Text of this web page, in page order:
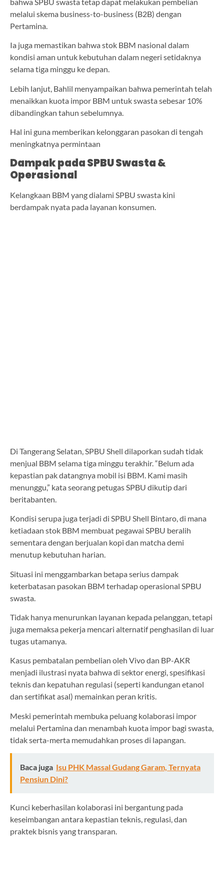
melalui skema business-to-business (B2B) dengan
Pertamina.
Ia juga memastikan bahwa stok BBM nasional dalam
kondisi aman untuk kebutuhan dalam negeri setidaknya
selama tiga minggu ke depan.
Lebih lanjut, Bahlil menyampaikan bahwa pemerintah telah
menaikkan kuota impor BBM untuk swasta sebesar 10%
dibandingkan tahun sebelumnya.
Hal ini guna memberikan kelonggaran pasokan di tengah
meningkatnya permintaan
Dampak pada SPBU Swasta &
Operasional
Kelangkaan BBM yang dialami SPBU swasta kini
berdampak nyata pada layanan konsumen.
Di Tangerang Selatan, SPBU Shell dilaporkan sudah tidak
menjual BBM selama tiga minggu terakhir. “Belum ada
kepastian pak datangnya mobil isi BBM. Kami masih
menunggu,” kata seorang petugas SPBU dikutip dari
beritabanten.
Kondisi serupa juga terjadi di SPBU Shell Bintaro, di mana
ketiadaan stok BBM membuat pegawai SPBU beralih
sementara dengan berjualan kopi dan matcha demi
menutup kebutuhan harian.
Situasi ini menggambarkan betapa serius dampak
keterbatasan pasokan BBM terhadap operasional SPBU
swasta.
Tidak hanya menurunkan layanan kepada pelanggan, tetapi
juga memaksa pekerja mencari alternatif penghasilan di luar
tugas utamanya.
Kasus pembatalan pembelian oleh Vivo dan BP-AKR
menjadi ilustrasi nyata bahwa di sektor energi, spesifikasi
teknis dan kepatuhan regulasi (seperti kandungan etanol
dan sertifikat asal) memainkan peran kritis.
Meski pemerintah membuka peluang kolaborasi impor
melalui Pertamina dan menambah kuota impor bagi swasta,
tidak serta-merta memudahkan proses di lapangan.
Baca juga Isu PHK Massal Gudang Garam, Ternyata
Pensiun Dini?
Kunci keberhasilan kolaborasi ini bergantung pada
keseimbangan antara kepastian teknis, regulasi, dan
praktek bisnis yang transparan.